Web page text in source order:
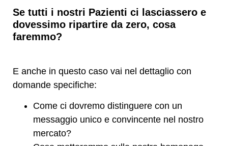
Se tutti i nostri Pazienti ci lasciassero e
dovessimo ripartire da zero, cosa
faremmo?
E anche in questo caso vai nel dettaglio con
domande specifiche:
Come ci dovremo distinguere con un
messaggio unico e convincente nel nostro
mercato?